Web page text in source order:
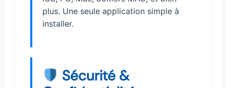
plus. Une seule application simple à
installer.
Sécurité &